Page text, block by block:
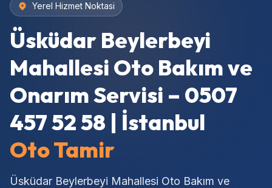
Yerel Hizmet Noktasi
Üsküdar Beylerbeyi
Mahallesi Oto Bakım ve
Onarım Servisi – 0507
457 52 58 | İstanbul
Oto Tamir
Üsküdar Beylerbeyi Mahallesi Oto Bakım ve